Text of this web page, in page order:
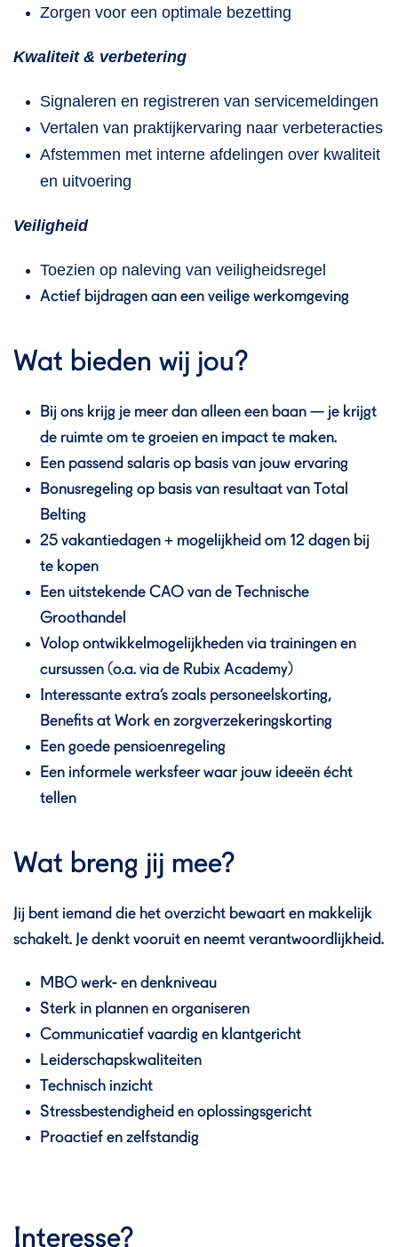
Zorgen voor een optimale bezetting
Kwaliteit & verbetering
Signaleren en registreren van servicemeldingen
Vertalen van praktijkervaring naar verbeteracties
Afstemmen met interne afdelingen over kwaliteit
en uitvoering
Veiligheid
Toezien op naleving van veiligheidsregel
Actief bijdragen aan een veilige werkomgeving
Wat bieden wij jou?
Bij ons krijg je meer dan alleen een baan — je krijgt
de ruimte om te groeien en impact te maken.
Een passend salaris op basis van jouw ervaring
Bonusregeling op basis van resultaat van Total
Belting
25 vakantiedagen + mogelijkheid om 12 dagen bij
te kopen
Een uitstekende CAO van de Technische
Groothandel
Volop ontwikkelmogelijkheden via trainingen en
cursussen (o.a. via de Rubix Academy)
Interessante extra’s zoals personeelskorting,
Benefits at Work en zorgverzekeringskorting
Een goede pensioenregeling
Een informele werksfeer waar jouw ideeën écht
tellen
Wat breng jij mee?
Jij bent iemand die het overzicht bewaart en makkelijk
schakelt. Je denkt vooruit en neemt verantwoordlijkheid.
MBO werk- en denkniveau
Sterk in plannen en organiseren
Communicatief vaardig en klantgericht
Leiderschapskwaliteiten
Technisch inzicht
Stressbestendigheid en oplossingsgericht
Proactief en zelfstandig
Interesse?